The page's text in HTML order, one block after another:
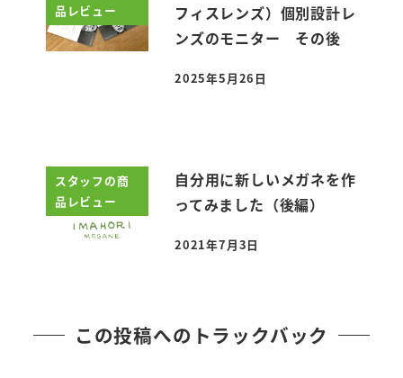
品レビュー
フィスレンズ）個別設計レ
ンズのモニター その後
投稿日
2025年5月26日
スタッフの商
品レビュー
自分用に新しいメガネを作
ってみました（後編）
投稿日
2021年7月3日
この投稿へのトラックバック